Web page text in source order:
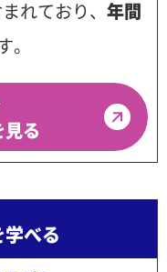
れており、 年間
る
べる